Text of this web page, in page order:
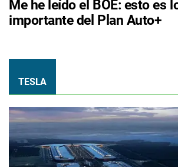
Me he leído el BOE: esto es
importante del Plan Auto+
TESLA